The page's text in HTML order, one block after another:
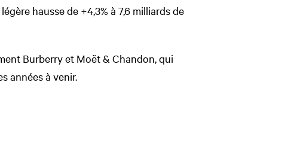
hausse de +4,3% à 7,6 milliards de
Burberry et Moët & Chandon, qui
années à venir.